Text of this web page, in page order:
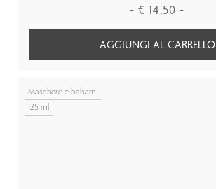
- € 14,50 -
AGGIUNGI AL CARRELLO
Maschere e balsami
125 ml